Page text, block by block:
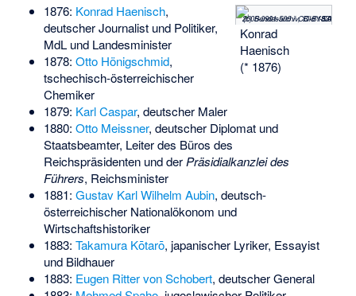
(c) Bundesarchiv, Bild 183-2005-0901-506 / CC-BY-SA 3.0
Konrad
Haenisch
(* 1876)
1876: Konrad Haenisch,
deutscher Journalist und Politiker,
MdL und Landesminister
1878: Otto Hönigschmid,
tschechisch-österreichischer
Chemiker
1879: Karl Caspar, deutscher Maler
1880: Otto Meissner, deutscher Diplomat und
Staatsbeamter, Leiter des Büros des
Reichspräsidenten und der Präsidialkanzlei des
Führers, Reichsminister
1881: Gustav Karl Wilhelm Aubin, deutsch-
österreichischer Nationalökonom und
Wirtschaftshistoriker
1883: Takamura Kōtarō, japanischer Lyriker, Essayist
und Bildhauer
1883: Eugen Ritter von Schobert, deutscher General